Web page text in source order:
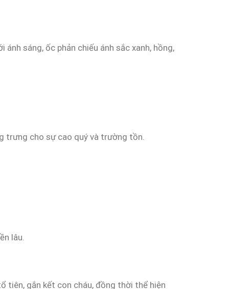
sáng, ốc phản chiếu ánh sắc xanh, hồng,
trưng cho sự cao quý và trường tồn.
lâu.
tiên, gắn kết con cháu, đồng thời thể hiện